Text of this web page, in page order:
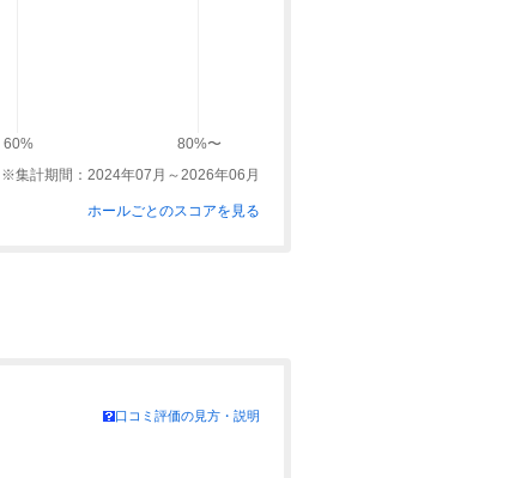
60%
80%〜
※集計期間：2024年07月～2026年06月
ホールごとのスコアを見る
口コミ評価の見方・説明